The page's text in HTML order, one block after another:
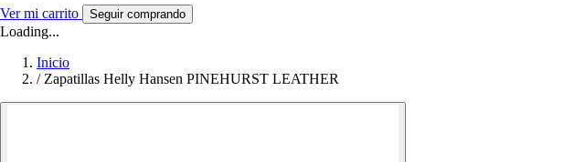
Ver mi carrito Seguir comprando
Loading...
Inicio
/ Zapatillas Helly Hansen PINEHURST LEATHER